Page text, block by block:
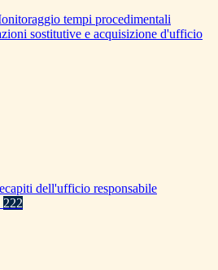
tempi procedimentali
sostitutive e acquisizione d'ufficio
dell'ufficio responsabile
222